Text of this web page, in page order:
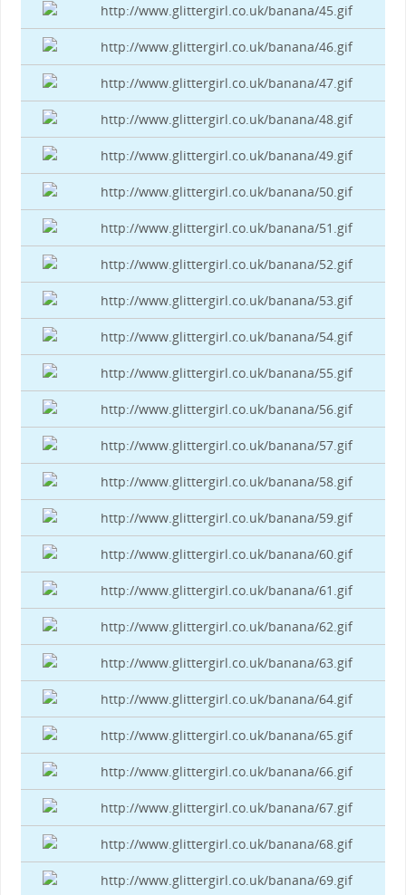
http://www.glittergirl.co.uk/banana/45.gif
http://www.glittergirl.co.uk/banana/46.gif
http://www.glittergirl.co.uk/banana/47.gif
http://www.glittergirl.co.uk/banana/48.gif
http://www.glittergirl.co.uk/banana/49.gif
http://www.glittergirl.co.uk/banana/50.gif
http://www.glittergirl.co.uk/banana/51.gif
http://www.glittergirl.co.uk/banana/52.gif
http://www.glittergirl.co.uk/banana/53.gif
http://www.glittergirl.co.uk/banana/54.gif
http://www.glittergirl.co.uk/banana/55.gif
http://www.glittergirl.co.uk/banana/56.gif
http://www.glittergirl.co.uk/banana/57.gif
http://www.glittergirl.co.uk/banana/58.gif
http://www.glittergirl.co.uk/banana/59.gif
http://www.glittergirl.co.uk/banana/60.gif
http://www.glittergirl.co.uk/banana/61.gif
http://www.glittergirl.co.uk/banana/62.gif
http://www.glittergirl.co.uk/banana/63.gif
http://www.glittergirl.co.uk/banana/64.gif
http://www.glittergirl.co.uk/banana/65.gif
http://www.glittergirl.co.uk/banana/66.gif
http://www.glittergirl.co.uk/banana/67.gif
http://www.glittergirl.co.uk/banana/68.gif
http://www.glittergirl.co.uk/banana/69.gif